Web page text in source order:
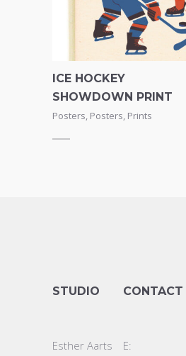
ICE HOCKEY
SHOWDOWN PRINT
Posters, Posters, Prints
STUDIO
Esther Aarts
CONTACT
E: